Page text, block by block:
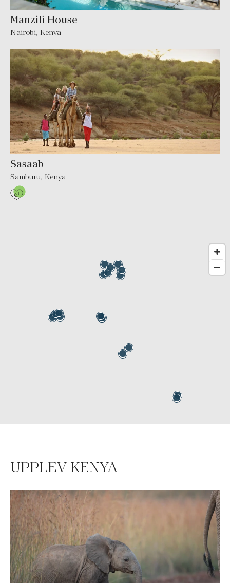
Manzili House
Nairobi, Kenya
Sasaab
Samburu, Kenya
UPPLEV KENYA